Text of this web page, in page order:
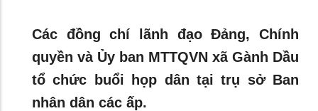
Các đồng chí lãnh đạo Đảng, Chính
quyền và Ủy ban MTTQVN xã Gành Dầu
tổ chức buổi họp dân tại trụ sở Ban
nhân dân các ấp.